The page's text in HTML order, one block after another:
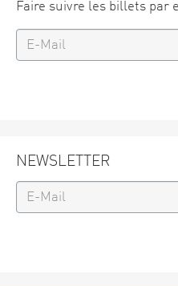
Faire suivre les billets par
NEWSLETTER